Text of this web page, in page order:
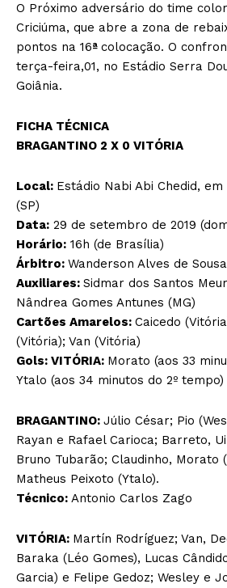
O Próximo adversário do time
Criciúma, que abre a zona de
pontos na 16ª colocação. O
terça-feira,01, no Estádio Serra
Goiânia.
FICHA TÉCNICA
BRAGANTINO 2 X 0 VITÓRIA
Local: Estádio Nabi Abi Chedid,
(SP)
Data: 29 de setembro de 2019
Horário: 16h (de Brasília)
Árbitro: Wanderson Alves de
Auxiliares: Sidmar dos Santos
Nândrea Gomes Antunes (MG)
Cartões Amarelos: Caicedo
(Vitória); Van (Vitória)
Gols: VITÓRIA: Morato (aos 33
Ytalo (aos 34 minutos do 2º tempo)
BRAGANTINO: Júlio César; Pio
Rayan e Rafael Carioca; Barreto,
Bruno Tubarão; Claudinho, Morato
Matheus Peixoto (Ytalo).
Técnico: Antonio Carlos Zago
VITÓRIA: Martín Rodríguez; Van,
Baraka (Léo Gomes), Lucas
Garcia) e Felipe Gedoz; Wesley e